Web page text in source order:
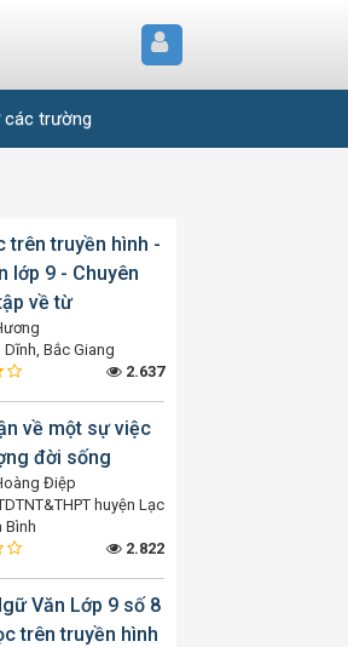
các trường
trên truyền hình -
lớp 9 - Chuyên
về từ
Dĩnh, Bắc Giang
2.637
về một sự việc
đời sống
Điệp
huyện Lạc
Bình
2.822
Văn Lớp 9 số 8
trên truyền hình